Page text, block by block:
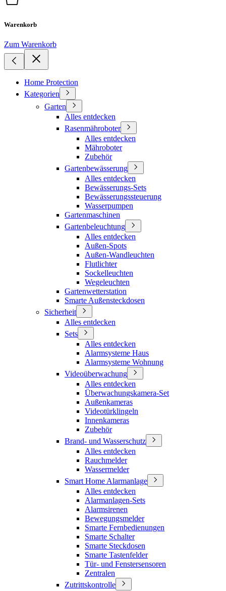
Warenkorb
Zum Warenkorb
Home Protection
Kategorien
Garten
Alles entdecken
Rasenmähroboter
Alles entdecken
Mähroboter
Zubehör
Gartenbewässerung
Alles entdecken
Bewässerungs-Sets
Bewässerungssteuerung
Wasserpumpen
Gartenmaschinen
Gartenbeleuchtung
Alles entdecken
Außen-Spots
Außen-Wandleuchten
Flutlichter
Sockelleuchten
Wegeleuchten
Gartenwetterstation
Smarte Außensteckdosen
Sicherheit
Alles entdecken
Sets
Alles entdecken
Alarmsysteme Haus
Alarmsysteme Wohnung
Videoüberwachung
Alles entdecken
Überwachungskamera-Set
Außenkameras
Videotürklingeln
Innenkameras
Zubehör
Brand- und Wasserschutz
Alles entdecken
Rauchmelder
Wassermelder
Smart Home Alarmanlage
Alles entdecken
Alarmanlagen-Sets
Alarmsirenen
Bewegungsmelder
Smarte Fernbedienungen
Smarte Schalter
Smarte Steckdosen
Smarte Tastenfelder
Tür- und Fenstersensoren
Zentralen
Zutrittskontrolle